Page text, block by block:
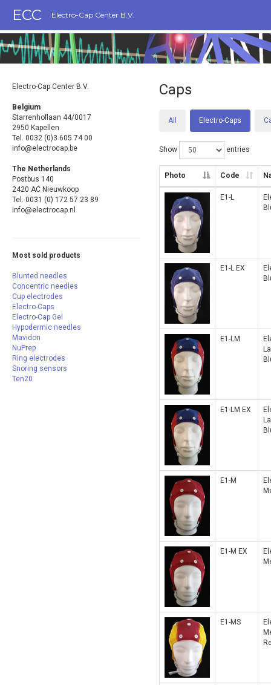
ECC Electro-Cap Center B.V.
Electro-Cap Center B.V.
Belgium
Starrenhoflaan 44/0017
2950 Kapellen
Tel. 0032 (0)3 605 74 00
info@electrocap.be
The Netherlands
Postbus 140
2420 AC Nieuwkoop
Tel. 0031 (0) 172 57 23 89
info@electrocap.nl
Most sold products
Blunted needles
Concentric needles
Cup electrodes
Electro-Caps
Electro-Cap Gel
Hypodermic needles
Mavidon
NuPrep
Ring electrodes
Snoring sensors
Ten20
Caps
All Electro-Caps
Show entries
Photo Code
E1-L
E1-L EX
E1-LM
E1-LM EX
E1-M
E1-M EX
E1-MS